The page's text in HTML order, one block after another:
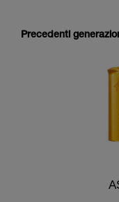
Precedenti